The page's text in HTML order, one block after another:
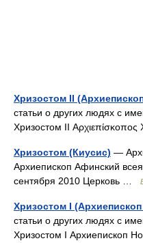
Хризостом II
статьи о других людях с
Хризостом II
Хризостом (Киусис) —
Архиепископ Афинский
сентября 2010 Церковь …
Хризостом I
статьи о других людях с
Хризостом I Архиепископ